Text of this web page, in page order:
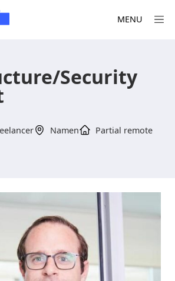
MENU
Security
Namen
Partial remote